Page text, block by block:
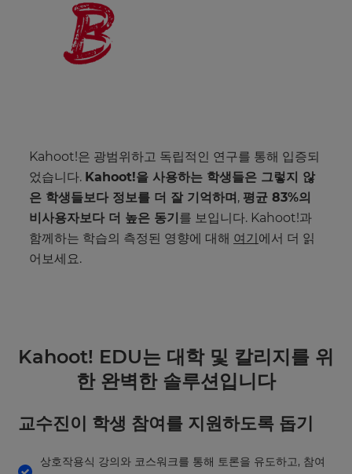
Kahoot!은 광범위하고 독립적인 연구를 통해 입증되
었습니다. Kahoot!을 사용하는 학생들은 그렇지 않
은 학생들보다 정보를 더 잘 기억하며 , 평균 83%의
비사용자보다 더 높은 동기 를 보입니다. Kahoot!과
함께하는 학습의 측정된 영향에 대해 여기 에서 더 읽
어보세요.
Kahoot! EDU는 대학 및 칼리지를 위
한 완벽한 솔루션입니다
교수진이 학생 참여를 지원하도록 돕기
상호작용식 강의와 코스워크를 통해 토론을 유도하고, 참여